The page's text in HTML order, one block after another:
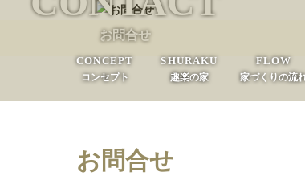
CONCEPT
コンセプト
SHURAKU
趣楽の家
FLOW
家づくりの流
お問合せ
お問合せ